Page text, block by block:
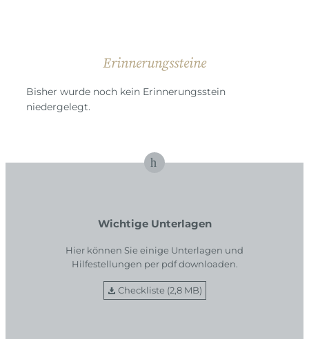
Erinnerungssteine
Bisher wurde noch kein Erinnerungsstein
niedergelegt.
Wichtige Unterlagen
Hier können Sie einige Unterlagen und
Hilfestellungen per pdf downloaden.
Checkliste (2,8 MB)